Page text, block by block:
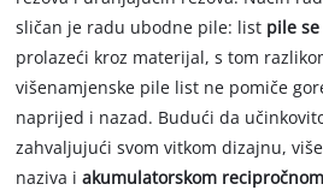
sličan je radu ubodne pile: list pile
prolazeći kroz materijal, s tom
višenamjenske pile list ne pomiče
naprijed i nazad. Budući da
zahvaljujući svom vitkom dizajnu,
naziva iakumulatorskom